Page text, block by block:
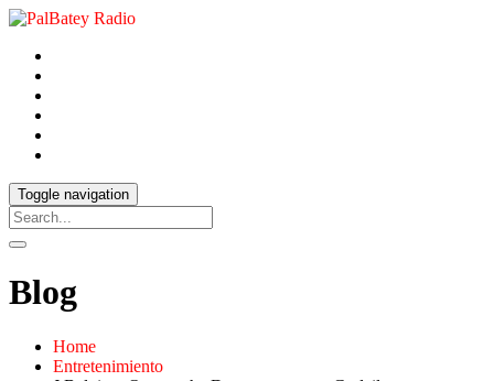
Toggle navigation
Blog
Home
Entretenimiento